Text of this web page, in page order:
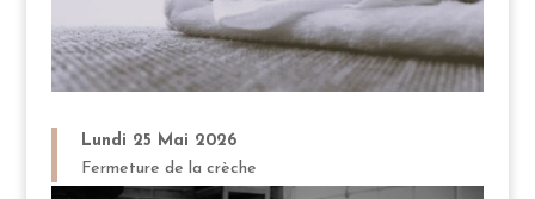
Lundi 25 Mai 2026
Fermeture de la crèche